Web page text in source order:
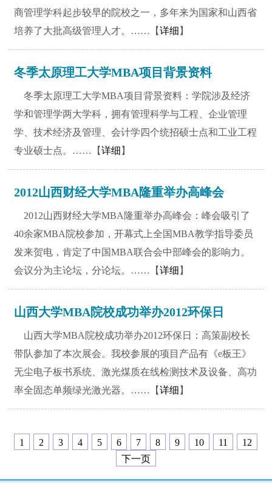
商管理学科起步较早的院校之一，多年来为国家和山西省
培养了大批高级管理人才。……【详细 】
冬季太原理工大学MBA项目背景资料
冬季太原理工大学MBA项目背景资料：学院涉及经济
学和管理学两大学科，拥有管理科学与工程、企业管理
学、技术经济及管理、会计学四个统招硕士点和工业工程
专业硕士点。……【详细 】
2012山西财经大学MBA隆重举办高峰会
2012山西财经大学MBA隆重举办高峰会：峰会吸引了
40余家MBA院校参加，开幕式上全国MBA教学指导委员
发来贺电，肯定了中国MBA联合会中部峰会的影响力。
会议分为主论坛，分论坛。……【详细 】
山西大学MBA院校成功举办2012环保日
山西大学MBA院校成功举办2012环保日：高策副校长
带队参加了本次展会。我校参展的项目产品有《e板王》
无尘电子板书系统、激光煤质在线检测技术及设备、高功
率全固态单频绿光激光器。……【详细 】
1 2 3 4 5 6 7 8 9 10 11
12
下一页